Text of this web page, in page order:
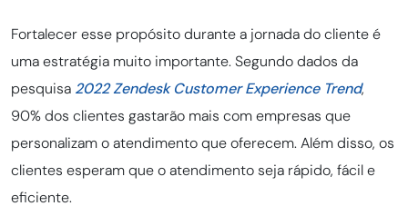
Fortalecer esse propósito durante a jornada do cliente é
uma estratégia muito importante. Segundo dados da
pesquisa 2022 Zendesk Customer Experience Trend,
90% dos clientes gastarão mais com empresas que
personalizam o atendimento que oferecem. Além disso, os
clientes esperam que o atendimento seja rápido, fácil e
eficiente.